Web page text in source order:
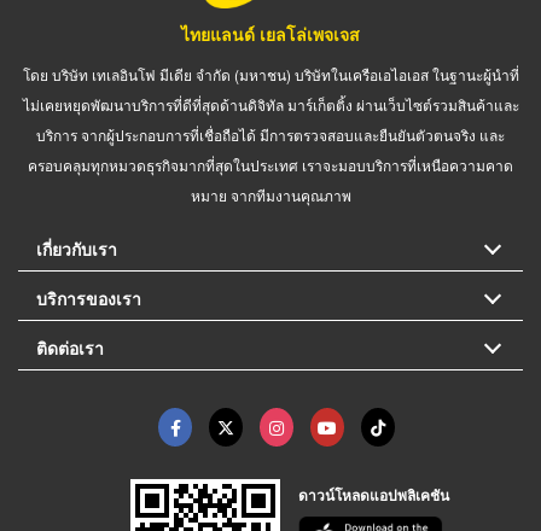
ไทยแลนด์ เยลโล่เพจเจส
โดย บริษัท เทเลอินโฟ มีเดีย จำกัด (มหาชน) บริษัทในเครือเอไอเอส ในฐานะผู้นำที่
ไม่เคยหยุดพัฒนาบริการที่ดีที่สุดด้านดิจิทัล มาร์เก็ตติ้ง ผ่านเว็บไซต์รวมสินค้าและ
บริการ จากผู้ประกอบการที่เชื่อถือได้ มีการตรวจสอบและยืนยันตัวตนจริง และ
ครอบคลุมทุกหมวดธุรกิจมากที่สุดในประเทศ เราจะมอบบริการที่เหนือความคาด
หมาย จากทีมงานคุณภาพ
เกี่ยวกับเรา
บริการของเรา
ติดต่อเรา
ดาวน์โหลดแอปพลิเคชัน